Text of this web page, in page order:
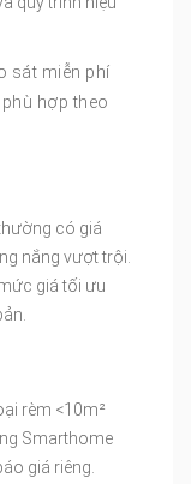
sát miễn phí
hợp theo
có giá
nắng vượt trội.
giá tối ưu
rèm <10m²
Smarthome
giá riêng.